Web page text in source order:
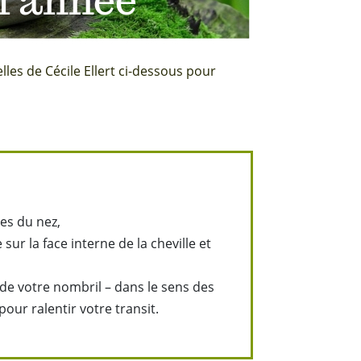
de Cécile Ellert ci-dessous pour
du nez,
la face interne de la cheville et
votre nombril – dans le sens des
ralentir votre transit.